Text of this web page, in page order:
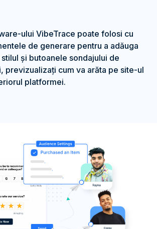
ului VibeTrace poate folosi cu
de generare pentru a adăuga
și butoanele sondajului de
previzualizați cum va arăta pe site-ul
platformei.